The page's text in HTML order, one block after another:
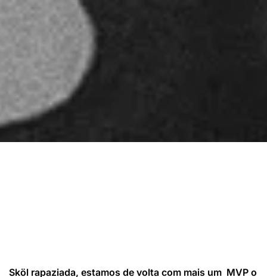
Sköl rapaziada, estamos de volta com mais um MVP o